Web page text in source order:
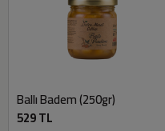
Ballı Badem (250gr)
529 TL